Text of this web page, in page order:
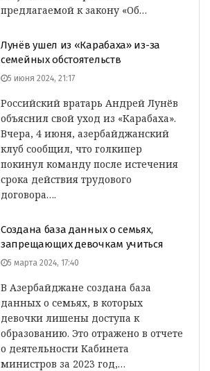
предлагаемой к закону «Об…
Лунёв ушел из «Карабаха» из-за
семейных обстоятельств
5 июня 2024, 21:17
Российский вратарь Андрей Лунёв
объяснил свой уход из «Карабаха».
Вчера, 4 июня, азербайджанский
клуб сообщил, что голкипер
покинул команду после истечения
срока действия трудового
договора….
Создана база данных о семьях,
запрещающих девочкам учиться
5 марта 2024, 17:40
В Азербайджане создана база
данных о семьях, в которых
девочки лишены доступа к
образованию. Это отражено в отчете
о деятельности Кабинета
министров за 2023 год,…